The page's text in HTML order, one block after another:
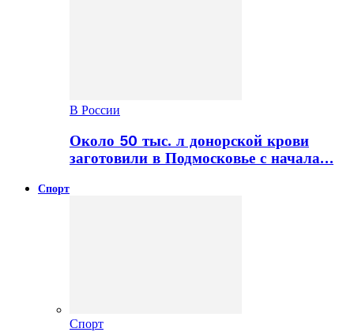
В России
Около 50 тыс. л донорской крови
заготовили в Подмосковье с начала…
Спорт
Спорт